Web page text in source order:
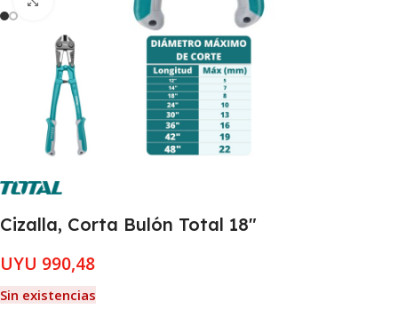
Cizalla, Corta Bulón Total 18″
UYU 990,48
Sin existencias